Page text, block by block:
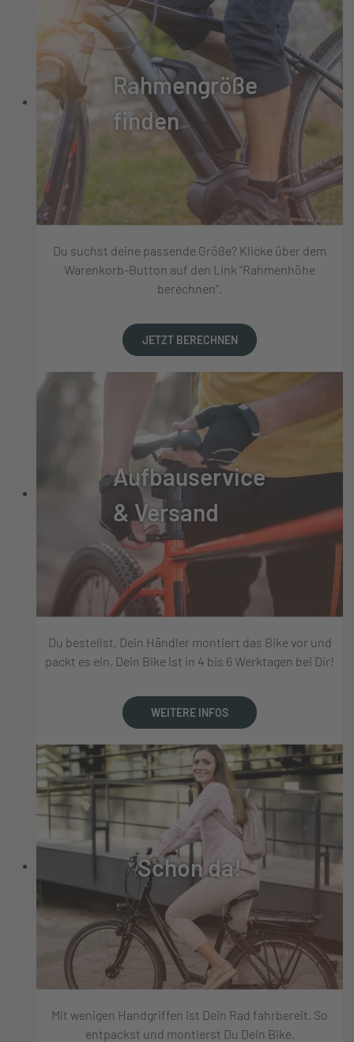
Rahmengröße
finden
Du suchst deine passende Größe? Klicke über dem
Warenkorb-Button auf den Link "Rahmenhöhe
berechnen".
JETZT BERECHNEN
Aufbauservice
& Versand
Du bestellst, Dein Händler montiert das Bike vor und
packt es ein, Dein Bike ist in 4 bis 6 Werktagen bei Dir!
WEITERE INFOS
Schon da!
Mit wenigen Handgriffen ist Dein Rad fahrbereit. So
entpackst und montierst Du Dein Bike.